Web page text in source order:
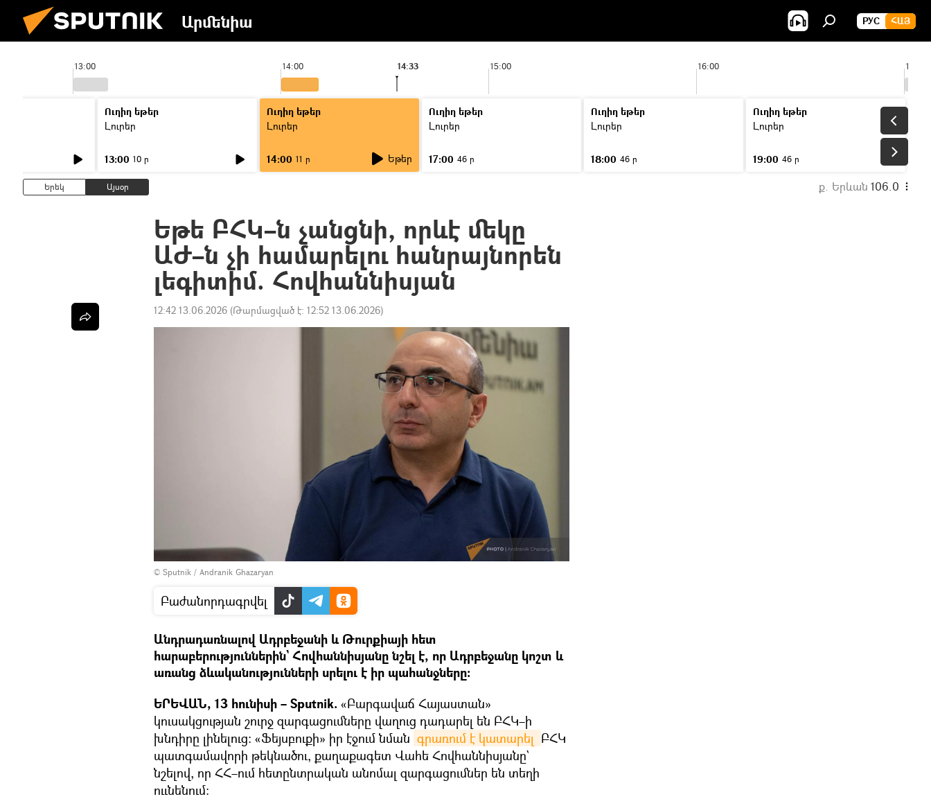
Արմենիա РУС ՀԱՅ
13:00 14:00 15:00 16:00 17:00
14:33
Ուղիղ եթեր
Լուրեր
13:00 10 ր
Ուղիղ եթեր
Լուրեր
14:00 11 ր Եթեր
Ուղիղ եթեր
Լուրեր
17:00 46 ր
Ուղիղ եթեր
Լուրեր
18:00 46 ր
Ուղիղ եթեր
Լուրեր
19:00 46 ր
Երեկ Այսօր ք. Երևան 106.0
Եթե ԲՀԿ–ն չանցնի, որևէ մեկը
ԱԺ–ն չի համարելու հանրայնորեն
լեգիտիմ. Հովհաննիսյան
12:42 13.06.2026 (Թարմացված է: 12:52 13.06.2026)
© Sputnik / Andranik Ghazaryan
Բաժանորդագրվել
Անդրադառնալով Ադրբեջանի և Թուրքիայի հետ
հարաբերություններին` Հովհաննիսյանը նշել է, որ Ադրբեջանը կոշտ և
առանց ձևականությունների սրելու է իր պահանջները։
ԵՐԵՎԱՆ, 13 հունիսի – Sputnik. «Բարգավաճ Հայաստան»
կուսակցության շուրջ զարգացումները վաղուց դադարել են ԲՀԿ–ի
խնդիրը լինելուց։ «Ֆեյսբուքի» իր էջում նման գրառում է կատարել ԲՀԿ
պատգամավորի թեկնածու, քաղաքագետ Վահե Հովհաննիսյանը`
նշելով, որ ՀՀ–ում հետընտրական անոմալ զարգացումներ են տեղի
ոււնենում։